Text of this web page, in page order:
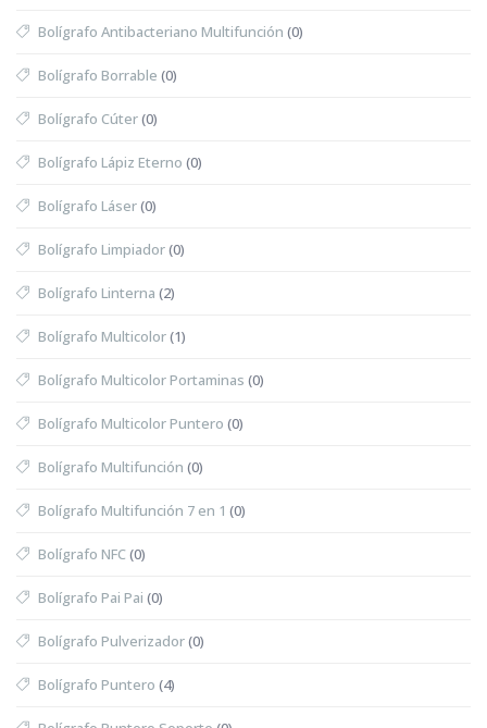
Bolígrafo Antibacteriano Multifunción (0)
Bolígrafo Borrable (0)
Bolígrafo Cúter(0)
Bolígrafo Lápiz Eterno (0)
Bolígrafo Láser(0)
Bolígrafo Limpiador(0)
Bolígrafo Linterna (2)
Bolígrafo Multicolor(1)
Bolígrafo Multicolor Portaminas (0)
Bolígrafo Multicolor Puntero (0)
Bolígrafo Multifunción (0)
Bolígrafo Multifunción 7 en 1 (0)
Bolígrafo NFC(0)
Bolígrafo Pai Pai (0)
Bolígrafo Pulverizador(0)
Bolígrafo Puntero (4)